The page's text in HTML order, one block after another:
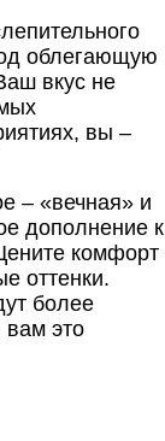
облегающую
вкус не
вы –
– «вечная» и
дополнение к
комфорт
оттенки.
более
это